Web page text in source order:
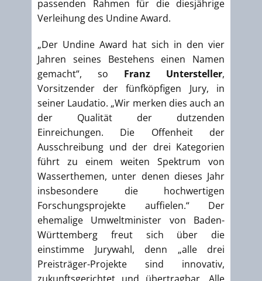
passenden Rahmen für die diesjährige
Verleihung des Undine Award.
„Der Undine Award hat sich in den vier
Jahren seines Bestehens einen Namen
gemacht“, so Franz Untersteller,
Vorsitzender der fünfköpfigen Jury, in
seiner Laudatio. „Wir merken dies auch an
der Qualität der dutzenden
Einreichungen. Die Offenheit der
Ausschreibung und der drei Kategorien
führt zu einem weiten Spektrum von
Wasserthemen, unter denen dieses Jahr
insbesondere die hochwertigen
Forschungsprojekte auffielen.“ Der
ehemalige Umweltminister von Baden-
Württemberg freut sich über die
einstimme Jurywahl, denn „alle drei
Preisträger-Projekte sind innovativ,